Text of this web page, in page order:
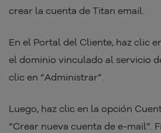
crear la cuenta de Titan email.
En el Portal del Cliente, haz clic
el dominio vinculado al servicio
clic en “Administrar”.
Luego, haz clic en la opción
“Crear nueva cuenta de e-mail”.